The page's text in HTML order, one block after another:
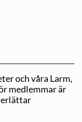
och våra Larm,
medlemmar är